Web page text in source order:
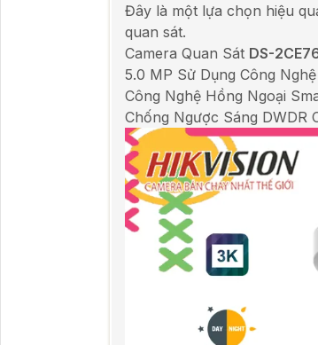
Đây là một lựa chọn hiệu
quan sát.
Camera Quan Sát DS-
5.0 MP Sử Dụng Công
Công Nghệ Hồng Ngoại
Chống Ngược Sáng DWDR